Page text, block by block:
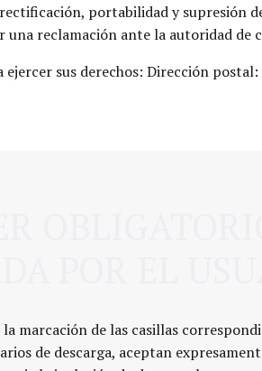
rectificación, portabilidad y supresión
una reclamación ante la autoridad
sus derechos: Dirección
la marcación de las casillas
de descarga, aceptan